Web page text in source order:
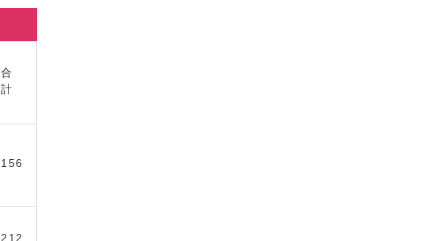
合
計
156
212